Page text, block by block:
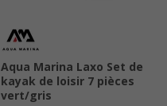
Aqua Marina Laxo Set de
kayak de loisir 7 pièces
vert/gris